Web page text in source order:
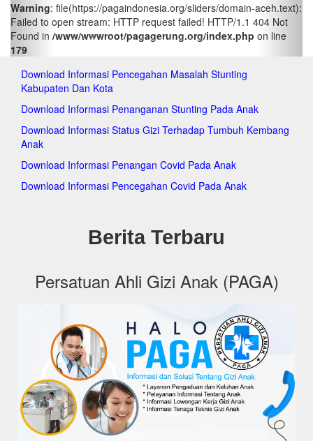
pagakeckoja.org
pagakecpademangan.org
pagakecpenjaringan.org
pagakectanjungpriok.org
pagakeccipayung.org
pagakecciracas.org
pagakecdurensawit.org
pagakeckramatjati.org
pagakecmakasar.org
pagakecmatraman.org
pagakecpulogadung.org
pagakeckepulauanseribuutara.org
pagakeckembangan.org
pagakeckalideres.org
pagakeckebonjeruk.org
pagakecgrogolpetamburan.org
pagakeccengkareng.org
pagakectebet.org
pagakecsetiabudi.org
pagakecpesanggrahan.org
pagakecpasarminggu.org
pagakecpancoran.org
pagakecmampangprapatan.org
Warning: file(https://pagaindonesia.org/sliders/domain-aceh.text):
Failed to open stream: HTTP request failed! HTTP/1.1 404 Not
Found in /www/wwwroot/pagagerung.org/index.php on line
179
Download Informasi Pencegahan Masalah Stunting
Kabupaten Dan Kota
Download Informasi Penanganan Stunting Pada Anak
Download Informasi Status Gizi Terhadap Tumbuh Kembang
Anak
Download Informasi Penangan Covid Pada Anak
Download Informasi Pencegahan Covid Pada Anak
Berita Terbaru
Persatuan Ahli Gizi Anak (PAGA)